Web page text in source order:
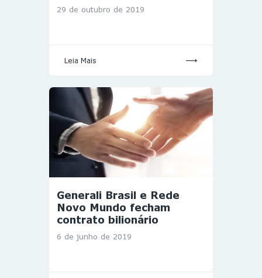
29 de outubro de 2019
Leia Mais
Generali Brasil e Rede
Novo Mundo fecham
contrato bilionário
6 de junho de 2019